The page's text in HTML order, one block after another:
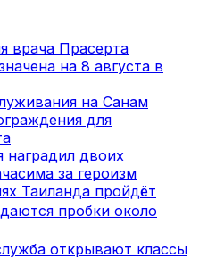
врача Прасерта
на 8 августа в
на Санам
для
наградил двоих
за героизм
Таиланда пройдёт
пробки около
открывают классы